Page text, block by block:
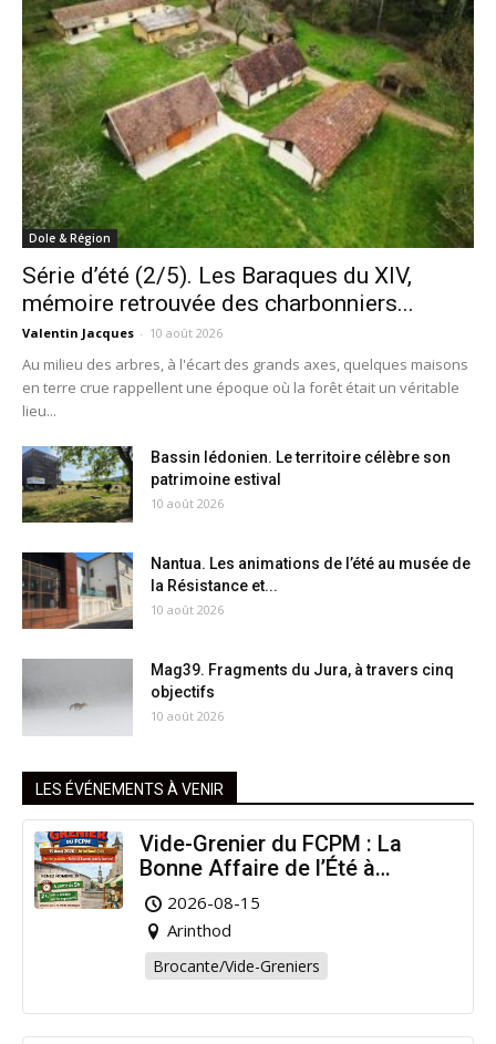
Dole & Région
Série d’été (2/5). Les Baraques du XIV,
mémoire retrouvée des charbonniers...
Valentin Jacques - 10 août 2026
Au milieu des arbres, à l'écart des grands axes, quelques maisons
en terre crue rappellent une époque où la forêt était un véritable
lieu...
Bassin lédonien. Le territoire célèbre son
patrimoine estival
10 août 2026
Nantua. Les animations de l’été au musée de
la Résistance et...
10 août 2026
Mag39. Fragments du Jura, à travers cinq
objectifs
10 août 2026
LES ÉVÉNEMENTS À VENIR
Vide-Grenier du FCPM : La
Bonne Affaire de l’Été à
Arinthod !
2026-08-15
Arinthod
Brocante/Vide-Greniers